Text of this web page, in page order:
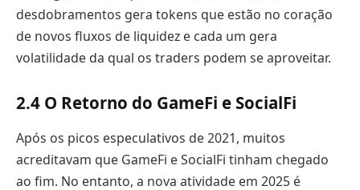
desdobramentos gera tokens que estão no coração
de novos fluxos de liquidez e cada um gera
volatilidade da qual os traders podem se aproveitar.
2.4 O Retorno do GameFi e SocialFi
Após os picos especulativos de 2021, muitos
acreditavam que GameFi e SocialFi tinham chegado
ao fim. No entanto, a nova atividade em 2025 é